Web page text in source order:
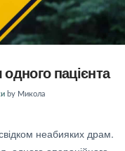
пацієнта
by Микола
неабияких драм.